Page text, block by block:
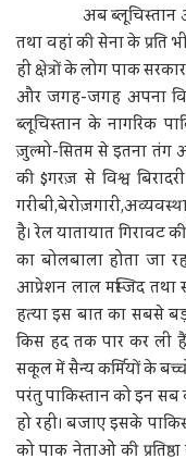
अब ब्लूचिस्तान और
तथा वहां की सेना के प्रति
ही क्षेत्रों के लोग पाक
और जगह-जगह अपना
ब्लूचिस्तान के नागरिक
ज़ुल्मो-सितम से इतना
की $गरज़ से विश्व
है। रेल यातायात गिरावट
का बोलबाला होता जा
आप्रेशन लाल मस्जिद तथा
हत्या इस बात का सबसे
किस हद तक पार कर ली
सकूल में सैन्य कर्मियों के
परंतु पाकिस्तान को इन
हो रही। बजाए इसके
को पाक नेताओं की